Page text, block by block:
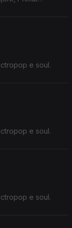
e soul.
e soul.
e soul.